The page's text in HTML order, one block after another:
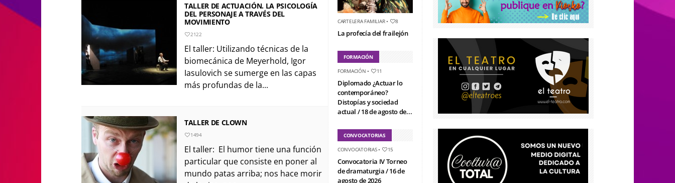
TALLER DE ACTUACIÓN. LA PSICOLOGÍA
DEL PERSONAJE A TRAVÉS DEL
MOVIMIENTO
2122
El taller: Utilizando técnicas de la
biomecánica de Meyerhold, Igor
Iasulovich se sumerge en las capas
más profundas de la...
TALLER DE CLOWN
1494
El taller: El humor tiene una función
particular que consiste en poner al
mundo patas arriba; nos hace morir
CARTELERA FAMILIAR• 8
La profecía del frailejón
FORMACIÓN
FORMACIÓN • 11
Diplomado ¿Actuar lo
contemporáneo?
Distopías y sociedad
actual / 18 de agosto de...
CONVOCATORIAS
CONVOCATORIAS• 15
Convocatoria IV Torneo
de dramaturgia / 16 de
agosto de 2026